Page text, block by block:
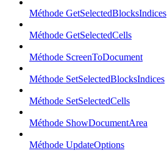
Méthode GetSelectedBlocksIndices
Méthode GetSelectedCells
Méthode ScreenToDocument
Méthode SetSelectedBlocksIndices
Méthode SetSelectedCells
Méthode ShowDocumentArea
Méthode UpdateOptions